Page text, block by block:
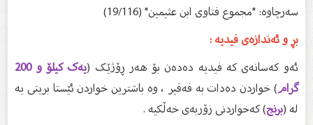
سەرچاوە: "مجموع فتاوى ابن عثيمين" (19/116)
بڕ و ئەندازەى فیدیە :
ئەو کەسانەى کە فیدیە دەدەن بۆ هەر ڕۆژێک (
یەک کیلۆ و 200
گرام) خواردن دەدات بە فەقیر ، وە باشترین خواردن ئێستا بریتی یە
لە (برنج) کەخواردنى زۆربەى خەڵکیە .